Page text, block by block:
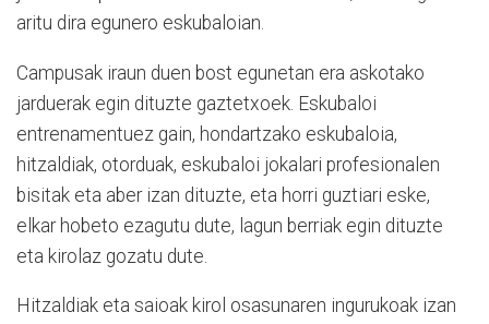
aritu dira egunero eskubaloian.
Campusak iraun duen bost egunetan era askotako
jarduerak egin dituzte gaztetxoek. Eskubaloi
entrenamentuez gain, hondartzako eskubaloia,
hitzaldiak, otorduak, eskubaloi jokalari profesionalen
bisitak eta aber izan dituzte, eta horri guztiari eske,
elkar hobeto ezagutu dute, lagun berriak egin dituzte
eta kirolaz gozatu dute.
Hitzaldiak eta saioak kirol osasunaren ingurukoak izan